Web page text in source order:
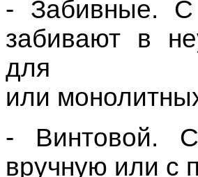
Стоимость
свай и
ключ
, вы
от
от